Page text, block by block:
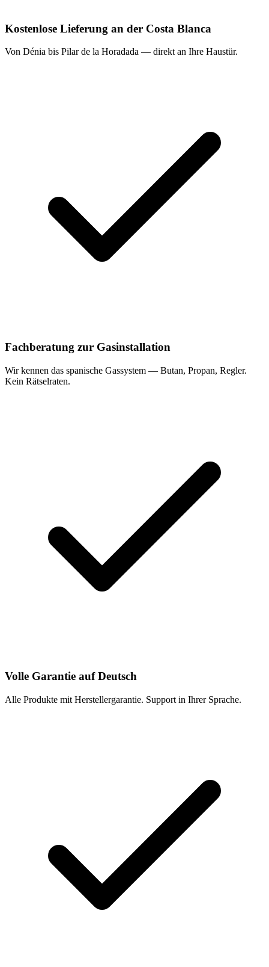
Kostenlose Lieferung an der Costa Blanca
Von Dénia bis Pilar de la Horadada — direkt an Ihre Haustür.
Fachberatung zur Gasinstallation
Wir kennen das spanische Gassystem — Butan, Propan, Regler.
Kein Rätselraten.
Volle Garantie auf Deutsch
Alle Produkte mit Herstellergarantie. Support in Ihrer Sprache.